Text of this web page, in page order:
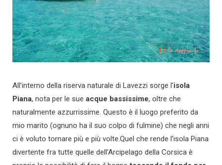
All’interno della riserva naturale di Lavezzi sorge l’isola
Piana, nota per le sue acque bassissime, oltre che
naturalmente azzurrissime. Questo è il luogo preferito da
mio marito (ognuno ha il suo colpo di fulmine) che negli anni
ci è voluto tornare più e più volte.Quel che rende l’isola Piana
divertente fra tutte quelle dell’Arcipelago della Corsica è